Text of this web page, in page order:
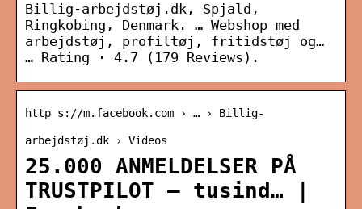
Billig-arbejdstøj.dk, Spjald,
Ringkobing, Denmark. … Webshop med
arbejdstøj, profiltøj, fritidstøj og…
… Rating · 4.7 (179 Reviews).
http s://m.facebook.com › … › Billig-
arbejdstøj.dk › Videos
25.000 ANMELDELSER PÅ
TRUSTPILOT – tusind… |